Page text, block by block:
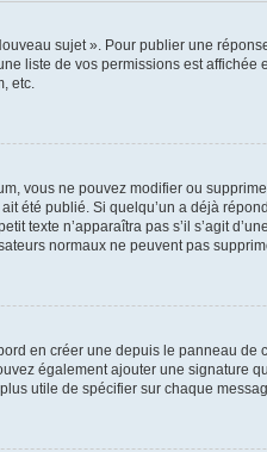
sujet ». Pour publier une
liste de vos permissions est
etc.
vous ne pouvez modifier ou
été publié. Si quelqu’un a déjà
texte n’apparaîtra pas s’il s’agit
normaux ne peuvent pas
en créer une depuis le panneau
également ajouter une
utile de spécifier sur chaque